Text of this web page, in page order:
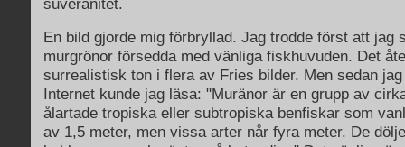
suveränitet.
En bild gjorde mig förbryllad. Jag trodde först att jag
murgrönor försedda med vänliga fiskhuvuden. Det
surrealistisk ton i flera av Fries bilder. Men sedan
Internet kunde jag läsa: "Muränor är en grupp av
ålartade tropiska eller subtropiska benfiskar som
av 1,5 meter, men vissa arter når fyra meter. De